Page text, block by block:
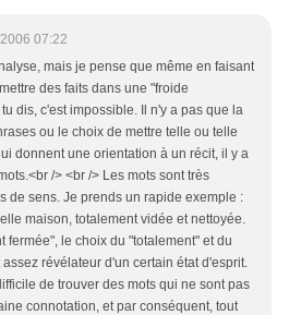
07:22
mais je pense que même en faisant
des faits dans une "froide
dis, c'est impossible. Il n'y a pas que la
ou le choix de mettre telle ou telle
donnent une orientation à un récit, il y a
/> <br /> Les mots sont très
de sens. Je prends un rapide exemple :
maison, totalement vidée et nettoyée.
fermée", le choix du "totalement" et du
révélateur d'un certain état d'esprit.
de trouver des mots qui ne sont pas
connotation, et par conséquent, tout